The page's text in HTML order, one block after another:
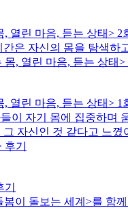
열린 마음, 듣는 상태> 2
은 자신의 몸을 탐색
열린 마음, 듣는 상태> 1
이 자기 몸에 집중하며
자신인 것 같다고 느
이 돌보는 세계>를